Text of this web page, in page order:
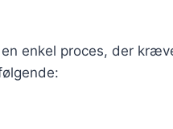
enkel proces, der